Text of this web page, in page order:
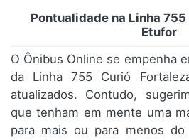
Pontualidade na Linha
Etufor
O Ônibus Online se empenha
da Linha 755 Curió
atualizados. Contudo,
que tenham em mente uma
para mais ou para menos do